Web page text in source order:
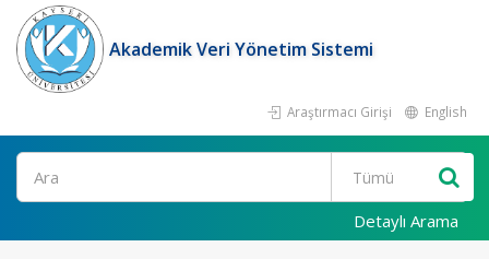
Akademik Veri Yönetim Sistemi
Araştırmacı Girişi English
Ara
Detaylı Arama